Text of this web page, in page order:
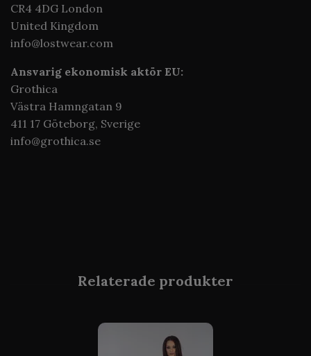
CR4 4DG London
United Kingdom
info@lostwear.com
Ansvarig ekonomisk aktör EU:
Grothica
Västra Hamngatan 9
411 17 Göteborg, Sverige
info@grothica.se